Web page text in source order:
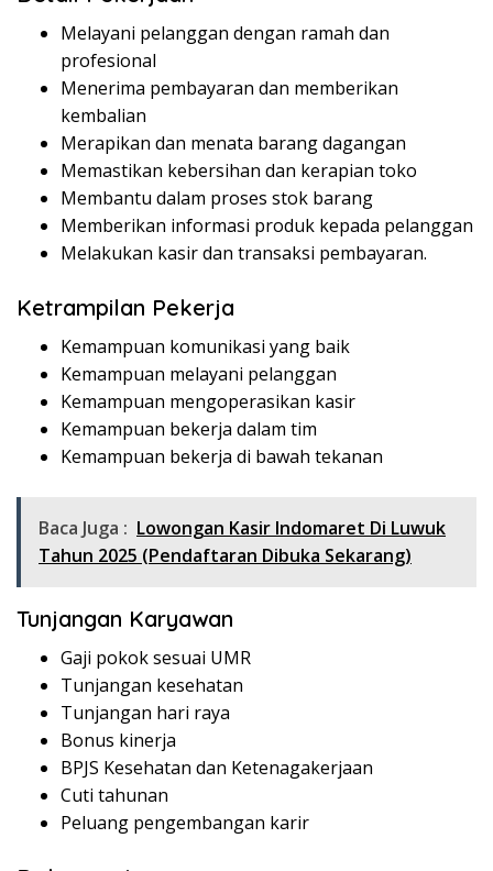
Melayani pelanggan dengan ramah dan
profesional
Menerima pembayaran dan memberikan
kembalian
Merapikan dan menata barang dagangan
Memastikan kebersihan dan kerapian toko
Membantu dalam proses stok barang
Memberikan informasi produk kepada pelanggan
Melakukan kasir dan transaksi pembayaran.
Ketrampilan Pekerja
Kemampuan komunikasi yang baik
Kemampuan melayani pelanggan
Kemampuan mengoperasikan kasir
Kemampuan bekerja dalam tim
Kemampuan bekerja di bawah tekanan
Baca Juga : Lowongan Kasir Indomaret Di Luwuk
Tahun 2025 (Pendaftaran Dibuka Sekarang)
Tunjangan Karyawan
Gaji pokok sesuai UMR
Tunjangan kesehatan
Tunjangan hari raya
Bonus kinerja
BPJS Kesehatan dan Ketenagakerjaan
Cuti tahunan
Peluang pengembangan karir